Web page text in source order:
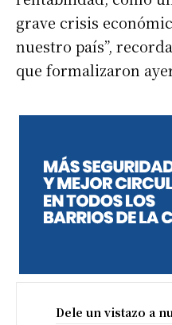
grave crisis
nuestro país”,
que formalizaron
Dele un vistazo a